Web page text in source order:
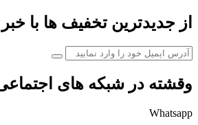
از جدیدترین تخفیف ها با
وقشته در شبکه های اجتماعی
Whatsapp